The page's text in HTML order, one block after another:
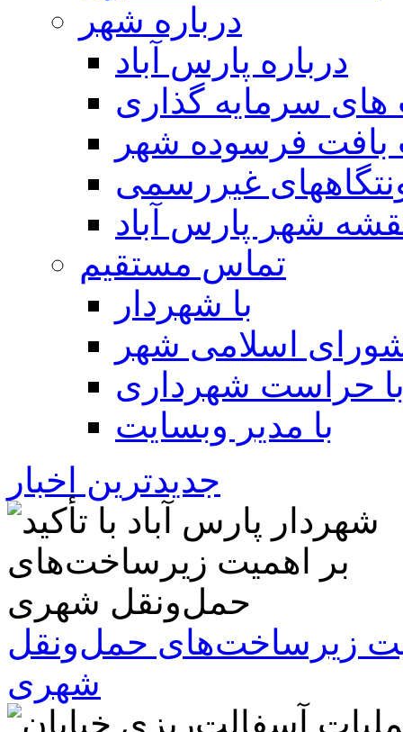
درباره شهر
درباره پارس آباد
سرمایه گذاری
بافت فرسوده شهر
غیررسمی
شهر پارس آباد
تماس مستقیم
با شهردار
اسلامی شهر
حراست شهرداری
با مدیر وبسایت
جدیدترین اخبار
زیرساخت‌های حمل‌ونقل
شهری